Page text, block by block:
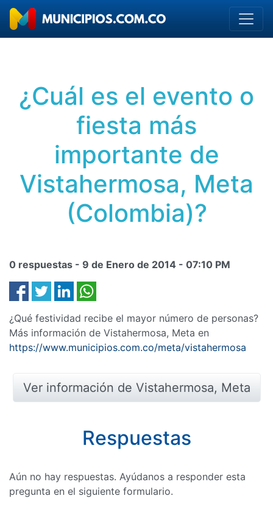
¿Cuál es el evento o
fiesta más
importante de
Vistahermosa, Meta
(Colombia)?
0 respuestas - 9 de Enero de 2014 - 07:10 PM
¿Qué festividad recibe el mayor número de personas?
Más información de Vistahermosa, Meta en
https://www.municipios.com.co/meta/vistahermosa
Ver información de Vistahermosa, Meta
Respuestas
Aún no hay respuestas. Ayúdanos a responder esta
pregunta en el siguiente formulario.